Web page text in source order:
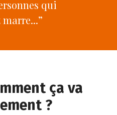
qui
ça va
?